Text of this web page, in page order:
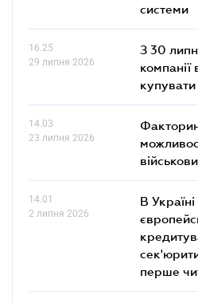
системи
16.25
29 липня 2026
З 30
14.03
23 липня 2026
14.01
2 липня 2026
В
перше